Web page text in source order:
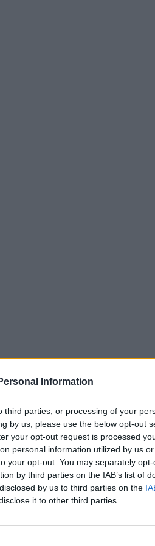
Information
parties, or processing of your
by us, please use the below opt-out
your opt-out request is processed
personal information utilized by us
your opt-out. You may separately
by third parties on the IAB’s list of
by us to third parties on the
it to other third parties.